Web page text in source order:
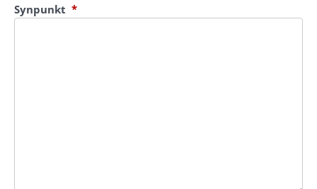
Synpunkt *(obligatorisk)